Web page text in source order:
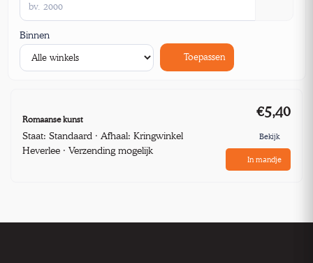
Binnen
Toepassen
Romaanse kunst
Staat: Standaard · Afhaal: Kringwinkel
Heverlee · Verzending mogelijk
€5,40
Bekijk
In mandje